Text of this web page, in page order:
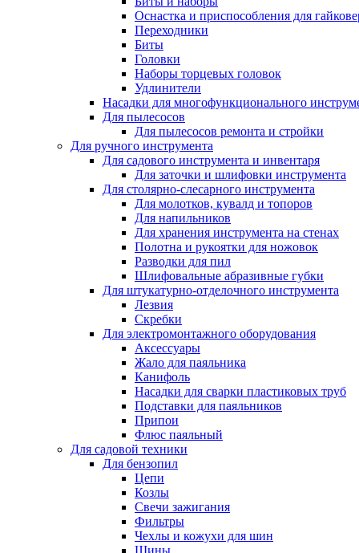
Оснастка и приспособления для
Переходники
Биты
Головки
Наборы торцевых головок
Удлинители
Насадки для многофункционального
Для пылесосов
Для пылесосов ремонта и стройки
Для ручного инструмента
Для садового инструмента и инвентаря
Для заточки и шлифовки инструмента
Для столярно-слесарного инструмента
Для молотков, кувалд и топоров
Для напильников
Для хранения инструмента на стенах
Полотна и рукоятки для ножовок
Разводки для пил
Шлифовальные абразивные губки
Для штукатурно-отделочного инструмента
Лезвия
Скребки
Для электромонтажного оборудования
Аксессуары
Жало для паяльника
Канифоль
Насадки для сварки пластиковых труб
Подставки для паяльников
Припои
Флюс паяльный
Для садовой техники
Для бензопил
Цепи
Козлы
Свечи зажигания
Фильтры
Чехлы и кожухи для шин
Шины